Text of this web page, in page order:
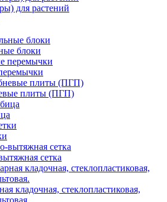
для растений
блоки
плиты (ПГП)
сетка
кладочная, стеклопластиковая,